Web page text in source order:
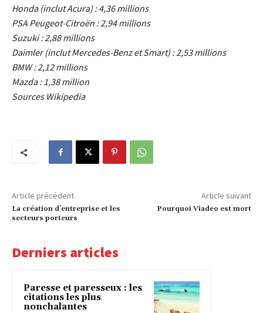
Honda (inclut Acura) : 4,36 millions
PSA Peugeot-Citroën : 2,94 millions
Suzuki : 2,88 millions
Daimler (inclut Mercedes-Benz et Smart) : 2,53 millions
BMW : 2,12 millions
Mazda : 1,38 million
Sources Wikipedia
Article précédent
La création d’entreprise et les
secteurs porteurs
Article suivant
Pourquoi Viadeo est mort
Derniers articles
Paresse et paresseux : les
citations les plus
nonchalantes